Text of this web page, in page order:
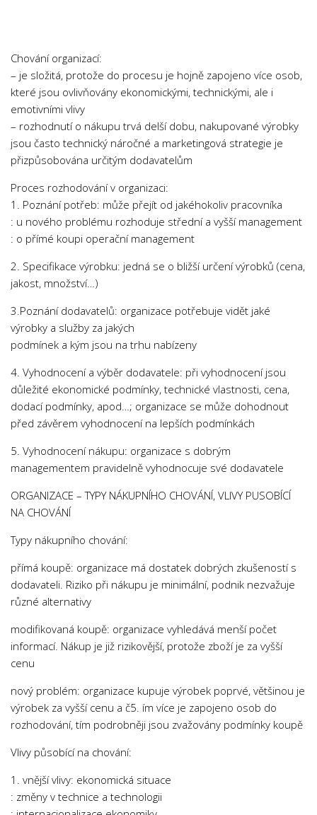
Chování organizací:
– je složitá, protože do procesu je hojně zapojeno více osob,
které jsou ovlivňovány ekonomickými, technickými, ale i
emotivními vlivy
– rozhodnutí o nákupu trvá delší dobu, nakupované výrobky
jsou často technický náročné a marketingová strategie je
přizpůsobována určitým dodavatelům
Proces rozhodování v organizaci:
1. Poznání potřeb: může přejít od jakéhokoliv pracovníka
: u nového problému rozhoduje střední a vyšší management
: o přímé koupi operační management
2. Specifikace výrobku: jedná se o bližší určení výrobků (cena,
jakost, množství…)
3.Poznání dodavatelů: organizace potřebuje vidět jaké
výrobky a služby za jakých
podmínek a kým jsou na trhu nabízeny
4. Vyhodnocení a výběr dodavatele: při vyhodnocení jsou
důležité ekonomické podmínky, technické vlastnosti, cena,
dodací podmínky, apod…; organizace se může dohodnout
před závěrem vyhodnocení na lepších podmínkách
5. Vyhodnocení nákupu: organizace s dobrým
managementem pravidelně vyhodnocuje své dodavatele
ORGANIZACE – TYPY NÁKUPNÍHO CHOVÁNÍ, VLIVY PUSOBÍCÍ
NA CHOVÁNÍ
Typy nákupního chování:
přímá koupě: organizace má dostatek dobrých zkušeností s
dodavateli. Riziko při nákupu je minimální, podnik nezvažuje
různé alternativy
modifikovaná koupě: organizace vyhledává menší počet
informací. Nákup je již rizikovější, protože zboží je za vyšší
cenu
nový problém: organizace kupuje výrobek poprvé, většinou je
výrobek za vyšší cenu a č5. ím více je zapojeno osob do
rozhodování, tím podrobněji jsou zvažovány podmínky koupě
Vlivy působící na chování:
1. vnější vlivy: ekonomická situace
: změny v technice a technologii